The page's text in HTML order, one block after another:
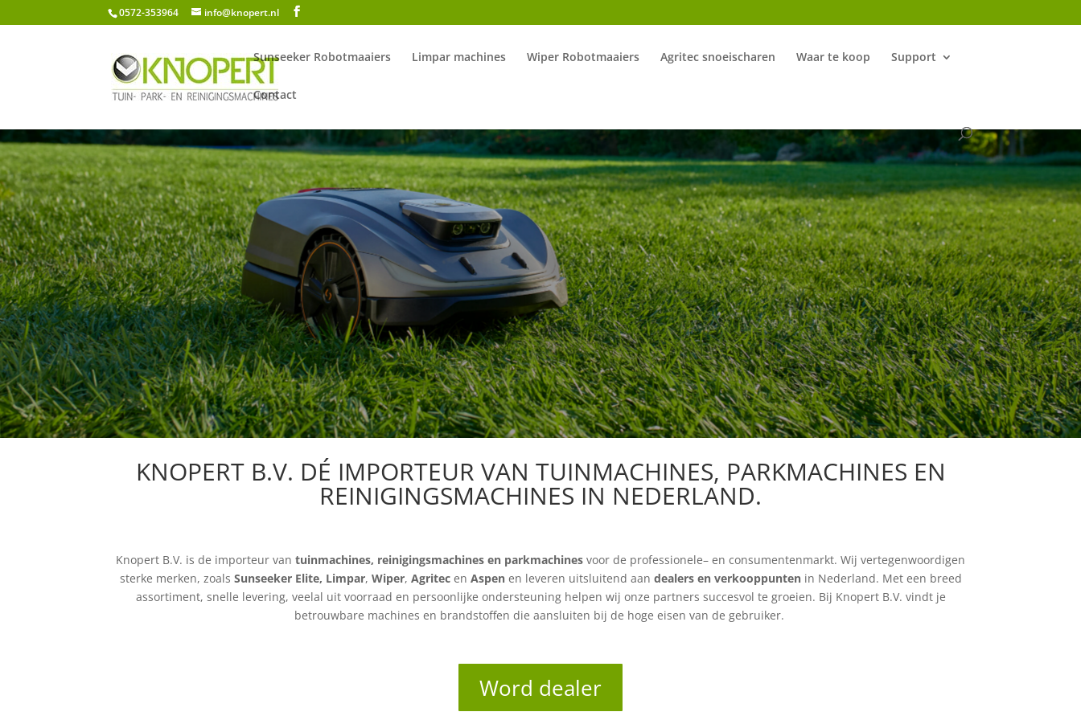
0572-353964 info@knopert.nl
Sunseeker Robotmaaiers Limpar machines Wiper Robotmaaiers Agritec snoeischaren Waar te koop Support
Contact
KNOPERT B.V. DÉ IMPORTEUR VAN TUINMACHINES, PARKMACHINES EN
REINIGINGSMACHINES IN NEDERLAND.
Knopert B.V. is de importeur van tuinmachines, reinigingsmachines en parkmachines voor de professionele– en consumentenmarkt. Wij vertegenwoordigen
sterke merken, zoals Sunseeker Elite, Limpar, Wiper, Agritecen Aspenen leveren uitsluitend aan dealers en verkooppuntenin Nederland. Met een breed
assortiment, snelle levering, veelal uit voorraad en persoonlijke ondersteuning helpen wij onze partners succesvol te groeien. Bij Knopert B.V. vindt je
betrouwbare machines en brandstoffen die aansluiten bij de hoge eisen van de gebruiker.
Word dealer